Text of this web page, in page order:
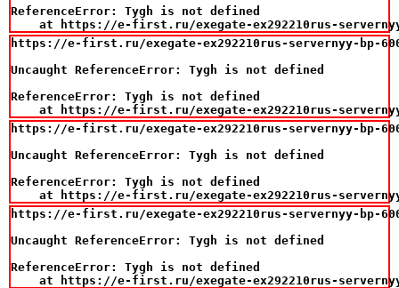
ReferenceError: Tygh is not defined
at https://e-first.ru/exegate-ex292210rus-
https://e-first.ru/exegate-ex292210rus-servernyy-bp-
Uncaught ReferenceError: Tygh is not defined
ReferenceError: Tygh is not defined
at https://e-first.ru/exegate-ex292210rus-
https://e-first.ru/exegate-ex292210rus-servernyy-bp-
Uncaught ReferenceError: Tygh is not defined
ReferenceError: Tygh is not defined
at https://e-first.ru/exegate-ex292210rus-
https://e-first.ru/exegate-ex292210rus-servernyy-bp-
Uncaught ReferenceError: Tygh is not defined
ReferenceError: Tygh is not defined
at https://e-first.ru/exegate-ex292210rus-